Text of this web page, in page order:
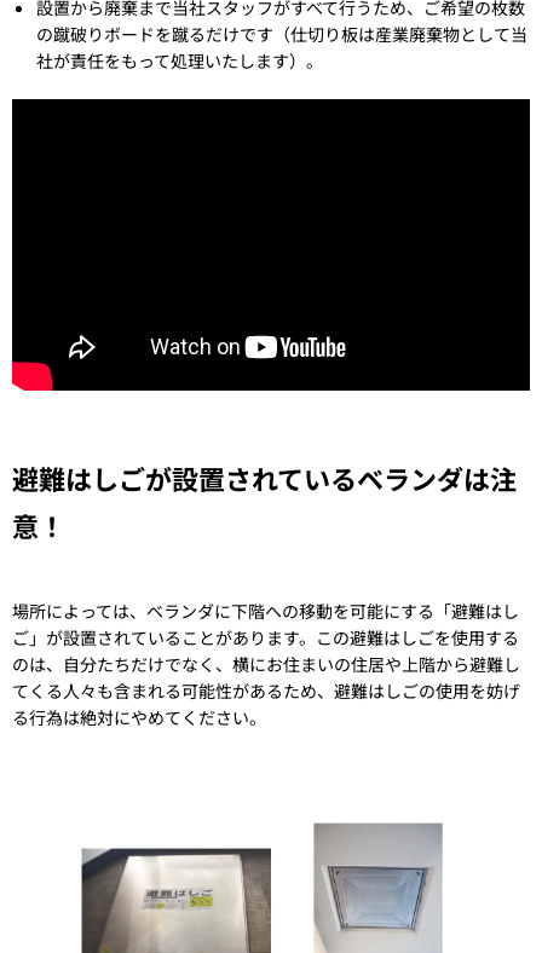
設置から廃棄まで当社スタッフがすべて行うため、ご希望の枚数
の蹴破りボードを蹴るだけです（仕切り板は産業廃棄物として当
社が責任をもって処理いたします）。
避難はしごが設置されているベランダは注
意！
場所によっては、ベランダに下階への移動を可能にする「避難はし
ご」が設置されていることがあります。この避難はしごを使用する
のは、自分たちだけでなく、横にお住まいの住居や上階から避難し
てくる人々も含まれる可能性があるため、避難はしごの使用を妨げ
る行為は絶対にやめてください。